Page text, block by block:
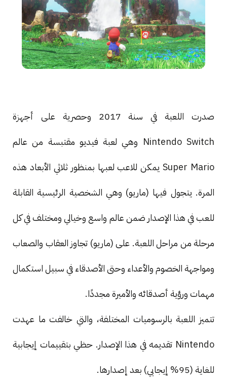
صدرت اللعبة في سنة 2017 وحصرية على أجهزة
Nintendo Switch وهي لعبة فيديو مقتبسة من عالم
Super Mario يمكن للاعب لعبها بمنظور ثلاثي الأبعاد هذه
المرة. يتجول فيها (ماريو) وهي الشخصية الرئيسية القابلة
للعب في هذا الإصدار ضمن عالم واسع وخيالي ومختلف في كل
مرحلة من مراحل اللعبة. على (ماريو) تجاوز العقاب والصعاب
ومواجهة الخصوم والأعداء وحتى الأصدقاء في سبيل استكمال
مهمات ورؤية أصدقائه والأميرة مجددًا.
تتميز اللعبة بالرسوميات المختلفة، والتي خالفت ما عهدت
Nintendo تقديمه في هذا الإصدار. حظي بتقييمات إيجابية
للغاية (95% إيجابي) بعد إصدارها.